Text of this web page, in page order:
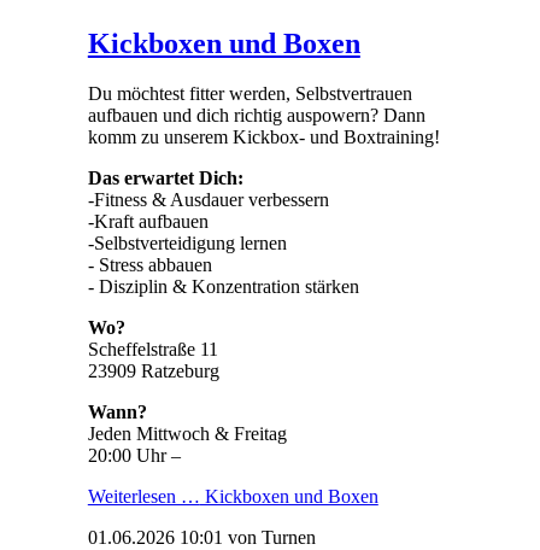
Kickboxen und Boxen
Du möchtest fitter werden, Selbstvertrauen
aufbauen und dich richtig auspowern? Dann
komm zu unserem Kickbox- und Boxtraining!
Das erwartet Dich:
-Fitness & Ausdauer verbessern
-Kraft aufbauen
-Selbstverteidigung lernen
- Stress abbauen
- Disziplin & Konzentration stärken
Wo?
Scheffelstraße 11
23909 Ratzeburg
Wann?
Jeden Mittwoch & Freitag
20:00 Uhr –
Weiterlesen … Kickboxen und Boxen
01.06.2026 10:01 von Turnen